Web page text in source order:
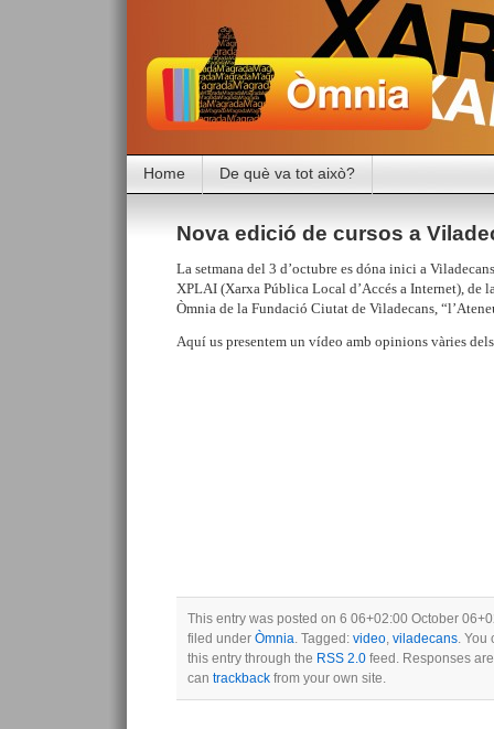
Home De què va tot això?
Nova edició de cursos a
La setmana del 3 d’octubre es dóna inici a
XPLAI (Xarxa Pública Local d’Accés a Internet), de
Òmnia de la Fundació Ciutat de Viladecans,
Aquí us presentem un vídeo amb opinions vàries
This entry was posted on 6 06+02:00 October
filed under Òmnia. Tagged: video, viladecans. You
this entry through the RSS 2.0 feed. Responses
can trackback from your own site.